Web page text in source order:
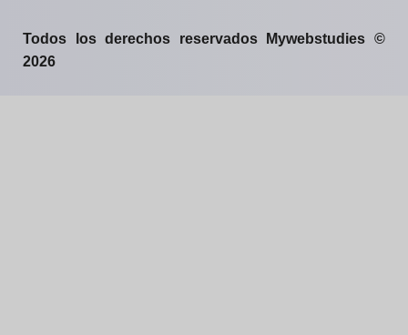
Todos los derechos reservados Mywebstudies ©
2026